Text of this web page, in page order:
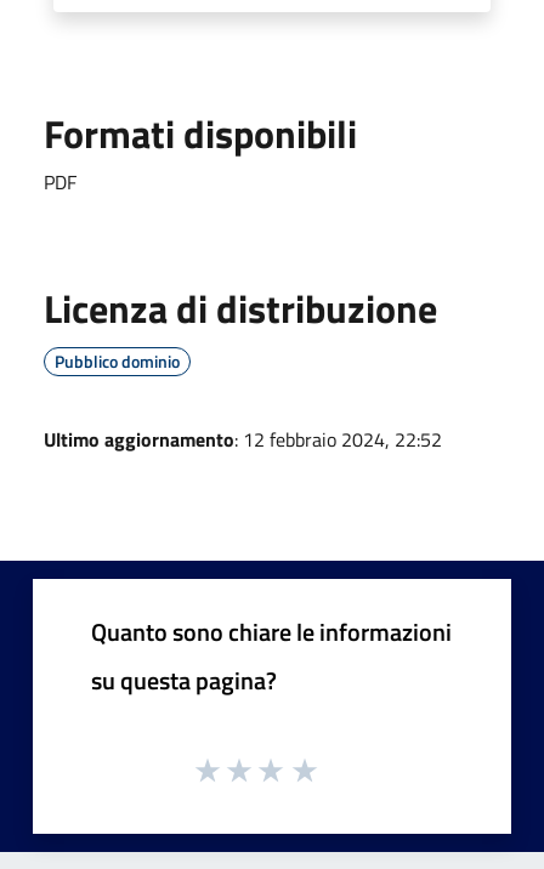
Formati disponibili
PDF
Licenza di distribuzione
Pubblico dominio
Ultimo aggiornamento: 12 febbraio 2024, 22:52
Quanto sono chiare le informazioni
su questa pagina?